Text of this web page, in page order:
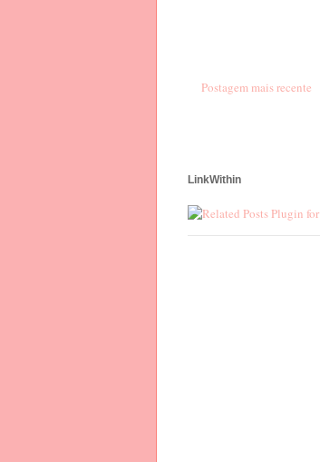
Postagem mais recente
LinkWithin